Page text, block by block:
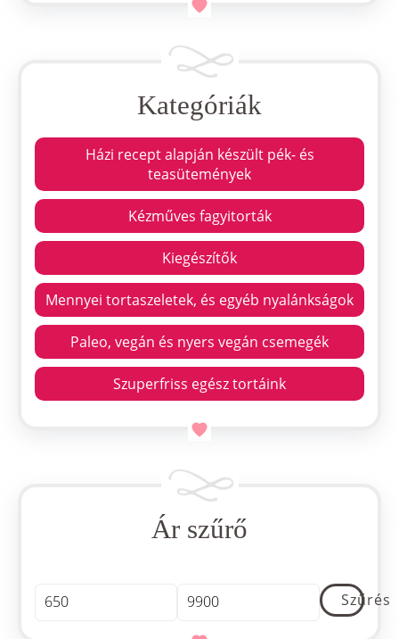
Kategóriák
Házi recept alapján készült pék- és
teasütemények
Kézműves fagyitorták
Kiegészítők
Mennyei tortaszeletek, és egyéb nyalánkságok
Paleo, vegán és nyers vegán csemegék
Szuperfriss egész tortáink
Ár szűrő
Min
Max
Szűrés